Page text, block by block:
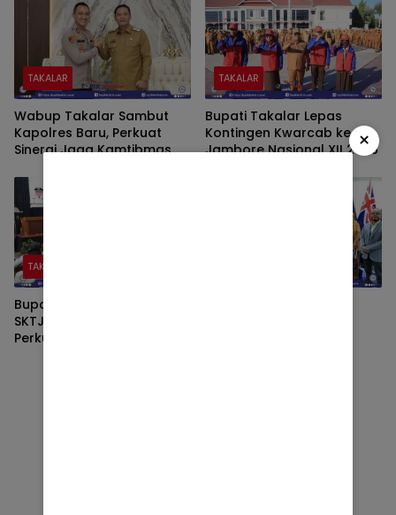
TAKALAR
Wabup Takalar Sambut
Kapolres Baru, Perkuat
Sinergi Jaga Kamtibmas
TAKALAR
Bupati Takalar Lepas
Kontingen Kwarcab ke
Jambore Nasional XII 2026
TAKALAR
Bupati Takalar Tegaskan
SKTJM Jadi Komitmen
Perkuat Tata Kelola
×